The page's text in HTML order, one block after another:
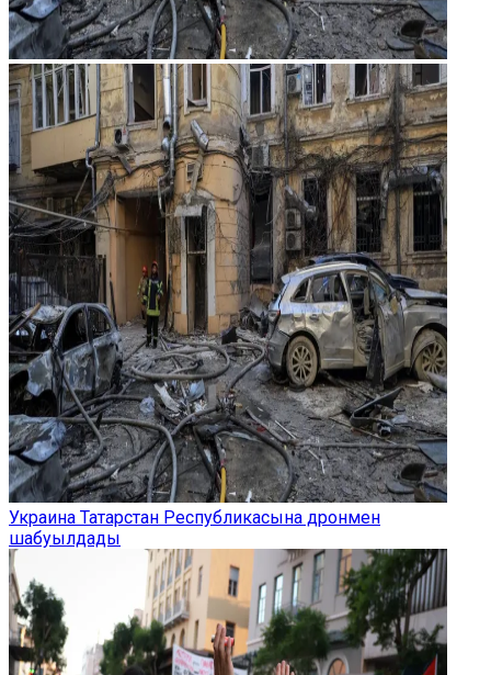
Украина Татарстан Республикасына дронмен
шабуылдады